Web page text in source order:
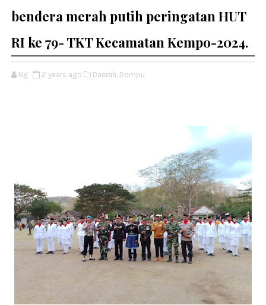
bendera merah putih peringatan HUT
RI ke 79- TKT Kecamatan Kempo-2024.
Ng 2 years ago Daerah, Dompu,